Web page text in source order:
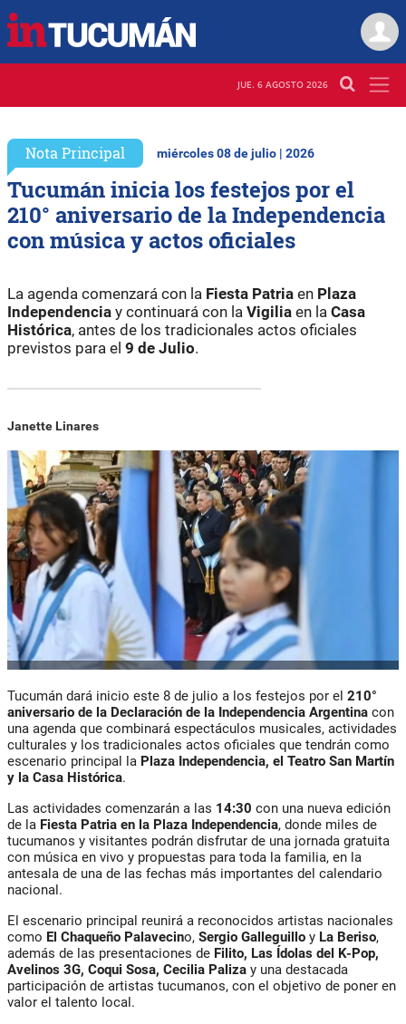
JUE. 6 AGOSTO 2026
Nota Principal miércoles 08 de julio | 2026
Tucumán inicia los festejos por el
210° aniversario de la Independencia
con música y actos oficiales
La agenda comenzará con la Fiesta Patria en Plaza
Independencia y continuará con la Vigilia en la Casa
Histórica, antes de los tradicionales actos oficiales
previstos para el 9 de Julio.
Janette Linares
Tucumán dará inicio este 8 de julio a los festejos por el 210°
aniversario de la Declaración de la Independencia Argentina con
una agenda que combinará espectáculos musicales, actividades
culturales y los tradicionales actos oficiales que tendrán como
escenario principal la Plaza Independencia, el Teatro San Martín
y la Casa Histórica.
Las actividades comenzarán a las 14:30 con una nueva edición
de la Fiesta Patria en la Plaza Independencia, donde miles de
tucumanos y visitantes podrán disfrutar de una jornada gratuita
con música en vivo y propuestas para toda la familia, en la
antesala de una de las fechas más importantes del calendario
nacional.
El escenario principal reunirá a reconocidos artistas nacionales
como El Chaqueño Palavecino, Sergio Galleguillo y La Beriso,
además de las presentaciones de Filito, Las Ídolas del K-Pop,
Avelinos 3G, Coqui Sosa, Cecilia Paliza y una destacada
participación de artistas tucumanos, con el objetivo de poner en
valor el talento local.